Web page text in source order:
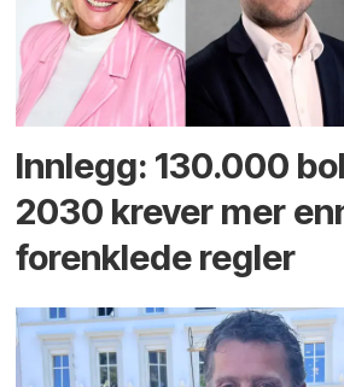
Innlegg: 130.000
2030 krever mer
forenklede regler